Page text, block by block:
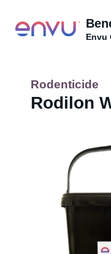
Envu
Termite Control
PPM BDutch
PPM BFrench
Rodenticide
Rodilon